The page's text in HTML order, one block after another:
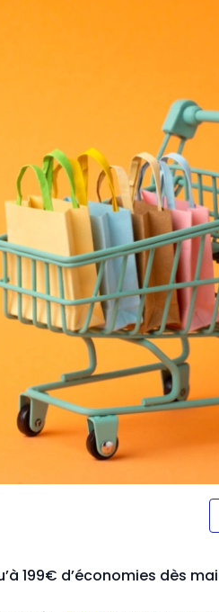
199€ d’économies dès